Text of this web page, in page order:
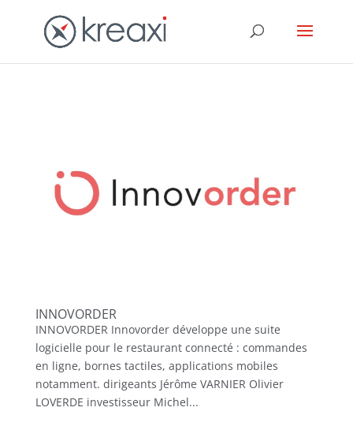
INNOVORDER
INNOVORDER Innovorder développe une suite
logicielle pour le restaurant connecté : commandes
en ligne, bornes tactiles, applications mobiles
notamment. dirigeants Jérôme VARNIER Olivier
LOVERDE investisseur Michel...